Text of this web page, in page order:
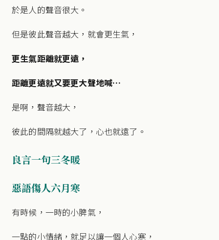
於是人的聲音很大。
但是彼此聲音越大，就會更生氣，
更生氣距離就更遠，
距離更遠就又要更大聲地喊…
是啊，聲音越大，
彼此的間隔就越大了，心也就遠了。
良言一句三冬暖
惡語傷人六月寒
有時候，一時的小脾氣，
一點的小情緒，就足以讓一個人心寒，